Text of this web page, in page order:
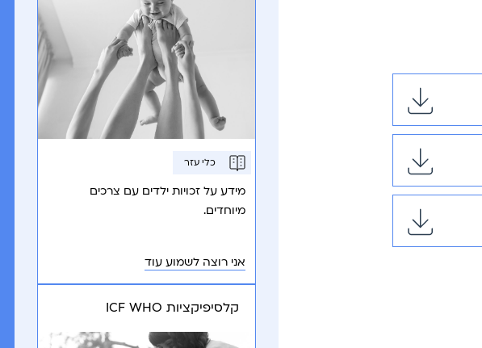
כלי עזר
מידע על זכויות ילדים עם צרכים
מיוחדים.
אני רוצה לשמוע עוד
קלסיפיקציות ICF WHO